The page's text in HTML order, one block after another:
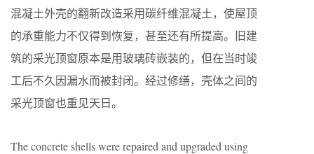
混凝土外壳的翻新改造采用碳纤维混凝土，使屋顶
的承重能力不仅得到恢复，甚至还有所提高。旧建
筑的采光顶窗原本是用玻璃砖嵌装的，但在当时竣
工后不久因漏水而被封闭。经过修缮，壳体之间的
采光顶窗也重见天日。
The concrete shells were repaired and upgraded using